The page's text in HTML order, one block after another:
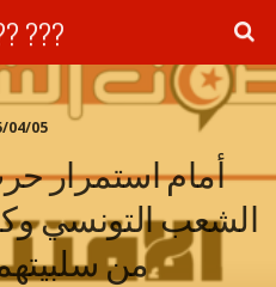
04/05
أمام استمرار
الشعب التونسي
من